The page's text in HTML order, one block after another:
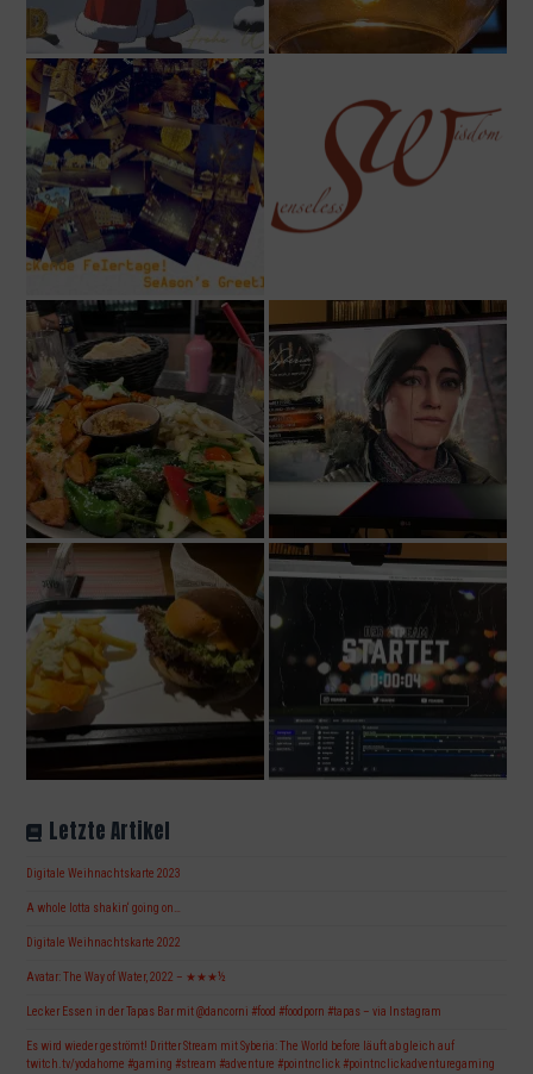
Letzte Artikel
Digitale Weihnachtskarte 2023
A whole lotta shakin‘ going on…
Digitale Weihnachtskarte 2022
Avatar: The Way of Water, 2022 – ★★★½
Lecker Essen in der Tapas Bar mit @dancorni #food #foodporn #tapas – via Instagram
Es wird wieder geströmt! Dritter Stream mit Syberia: The World before läuft ab gleich auf
twitch.tv/yodahome #gaming #stream #adventure #pointnclick #pointnclickadventuregaming